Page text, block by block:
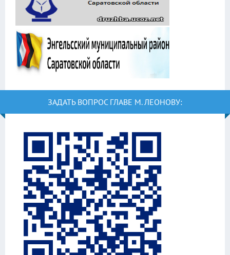
ЗАДАТЬ ВОПРОС ГЛАВЕ М. ЛЕОНОВУ: